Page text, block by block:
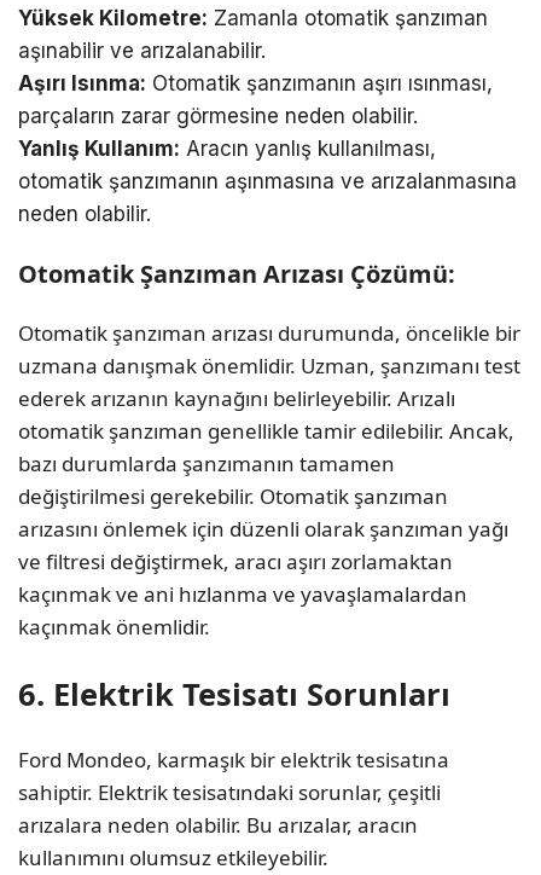
Yüksek Kilometre: Zamanla otomatik şanzıman
aşınabilir ve arızalanabilir.
Aşırı Isınma: Otomatik şanzımanın aşırı ısınması,
parçaların zarar görmesine neden olabilir.
Yanlış Kullanım: Aracın yanlış kullanılması,
otomatik şanzımanın aşınmasına ve arızalanmasına
neden olabilir.
Otomatik Şanzıman Arızası Çözümü:
Otomatik şanzıman arızası durumunda, öncelikle bir
uzmana danışmak önemlidir. Uzman, şanzımanı test
ederek arızanın kaynağını belirleyebilir. Arızalı
otomatik şanzıman genellikle tamir edilebilir. Ancak,
bazı durumlarda şanzımanın tamamen
değiştirilmesi gerekebilir. Otomatik şanzıman
arızasını önlemek için düzenli olarak şanzıman yağı
ve filtresi değiştirmek, aracı aşırı zorlamaktan
kaçınmak ve ani hızlanma ve yavaşlamalardan
kaçınmak önemlidir.
6. Elektrik Tesisatı Sorunları
Ford Mondeo, karmaşık bir elektrik tesisatına
sahiptir. Elektrik tesisatındaki sorunlar, çeşitli
arızalara neden olabilir. Bu arızalar, aracın
kullanımını olumsuz etkileyebilir.